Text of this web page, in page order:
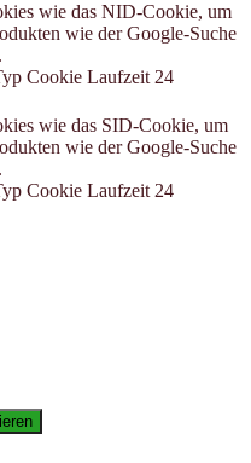
wie das NID-Cookie, um
wie der Google-Suche
Cookie Laufzeit 24
wie das SID-Cookie, um
wie der Google-Suche
Cookie Laufzeit 24